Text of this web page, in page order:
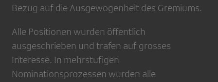
Bezug auf die Ausgewogenheit des Gremiums.
Alle Positionen wurden öffentlich
ausgeschrieben und trafen auf grosses
Interesse. In mehrstufigen
Nominationsprozessen wurden alle